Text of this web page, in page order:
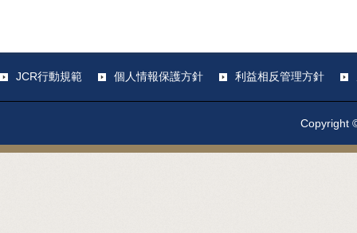
JCR行動規範 個人情報保護方針 利益相反管理方針
Copyright